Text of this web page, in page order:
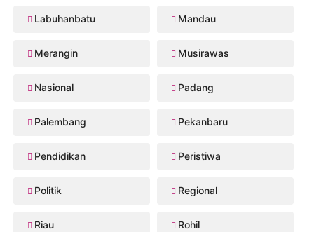
Labuhanbatu Mandau
Merangin Musirawas
Nasional Padang
Palembang Pekanbaru
Pendidikan Peristiwa
Politik Regional
Riau Rohil